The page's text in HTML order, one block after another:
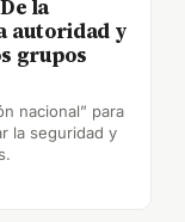
la
autoridad y
grupos
nacional” para
la seguridad y